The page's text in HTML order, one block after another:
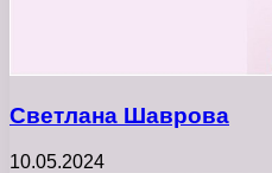
Светлана Шаврова
10.05.2024